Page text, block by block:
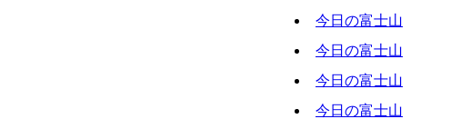
今日の富士山
今日の富士山
今日の富士山
今日の富士山